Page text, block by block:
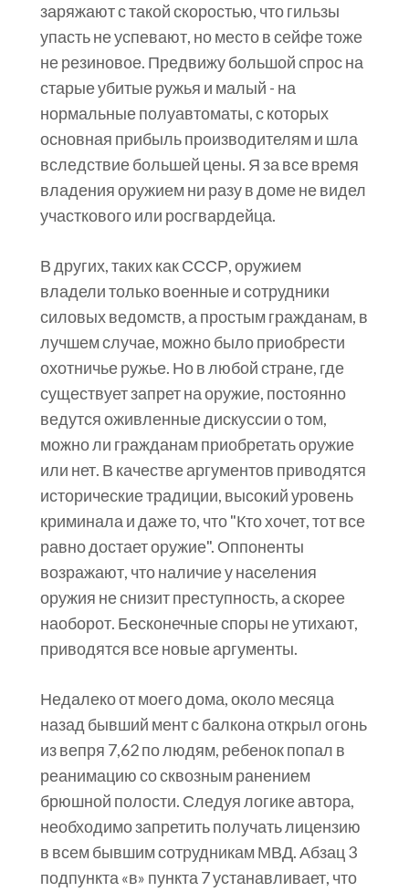
заряжают с такой скоростью, что гильзы
упасть не успевают, но место в сейфе тоже
не резиновое. Предвижу большой спрос на
старые убитые ружья и малый - на
нормальные полуавтоматы, с которых
основная прибыль производителям и шла
вследствие большей цены. Я за все время
владения оружием ни разу в доме не видел
участкового или росгвардейца.
В других, таких как СССР, оружием
владели только военные и сотрудники
силовых ведомств, а простым гражданам, в
лучшем случае, можно было приобрести
охотничье ружье. Но в любой стране, где
существует запрет на оружие, постоянно
ведутся оживленные дискуссии о том,
можно ли гражданам приобретать оружие
или нет. В качестве аргументов приводятся
исторические традиции, высокий уровень
криминала и даже то, что "Кто хочет, тот все
равно достает оружие". Оппоненты
возражают, что наличие у населения
оружия не снизит преступность, а скорее
наоборот. Бесконечные споры не утихают,
приводятся все новые аргументы.
Недалеко от моего дома, около месяца
назад бывший мент с балкона открыл огонь
из вепря 7,62 по людям, ребенок попал в
реанимацию со сквозным ранением
брюшной полости. Следуя логике автора,
необходимо запретить получать лицензию
в всем бывшим сотрудникам МВД. Абзац 3
подпункта «в» пункта 7 устанавливает, что